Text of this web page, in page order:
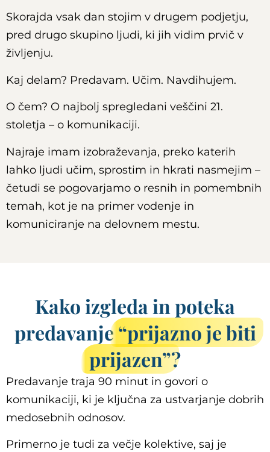
Skorajda vsak dan stojim v drugem podjetju,
pred drugo skupino ljudi, ki jih vidim prvič v
življenju.
Kaj delam? Predavam. Učim. Navdihujem.
O čem? O najbolj spregledani veščini 21.
stoletja – o komunikaciji.
Najraje imam izobraževanja, preko katerih
lahko ljudi učim, sprostim in hkrati nasmejim –
četudi se pogovarjamo o resnih in pomembnih
temah, kot je na primer vodenje in
komuniciranje na delovnem mestu.
Kako izgleda in poteka
predavanje“prijazno je biti
prijazen”?
Predavanje traja 90 minut in govori o
komunikaciji, ki je ključna za ustvarjanje dobrih
medosebnih odnosov.
Primerno je tudi za večje kolektive, saj je